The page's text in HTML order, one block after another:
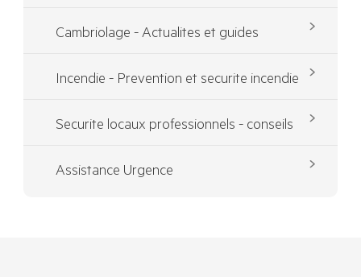
Cambriolage - Actualites et guides
Incendie - Prevention et securite incendie
Securite locaux professionnels - conseils
Assistance Urgence